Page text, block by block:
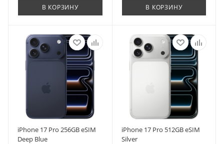
В КОРЗИНУ В КОРЗИНУ
iPhone 17 Pro 256GB eSIM
Deep Blue
iPhone 17 Pro 512GB eSIM
Silver